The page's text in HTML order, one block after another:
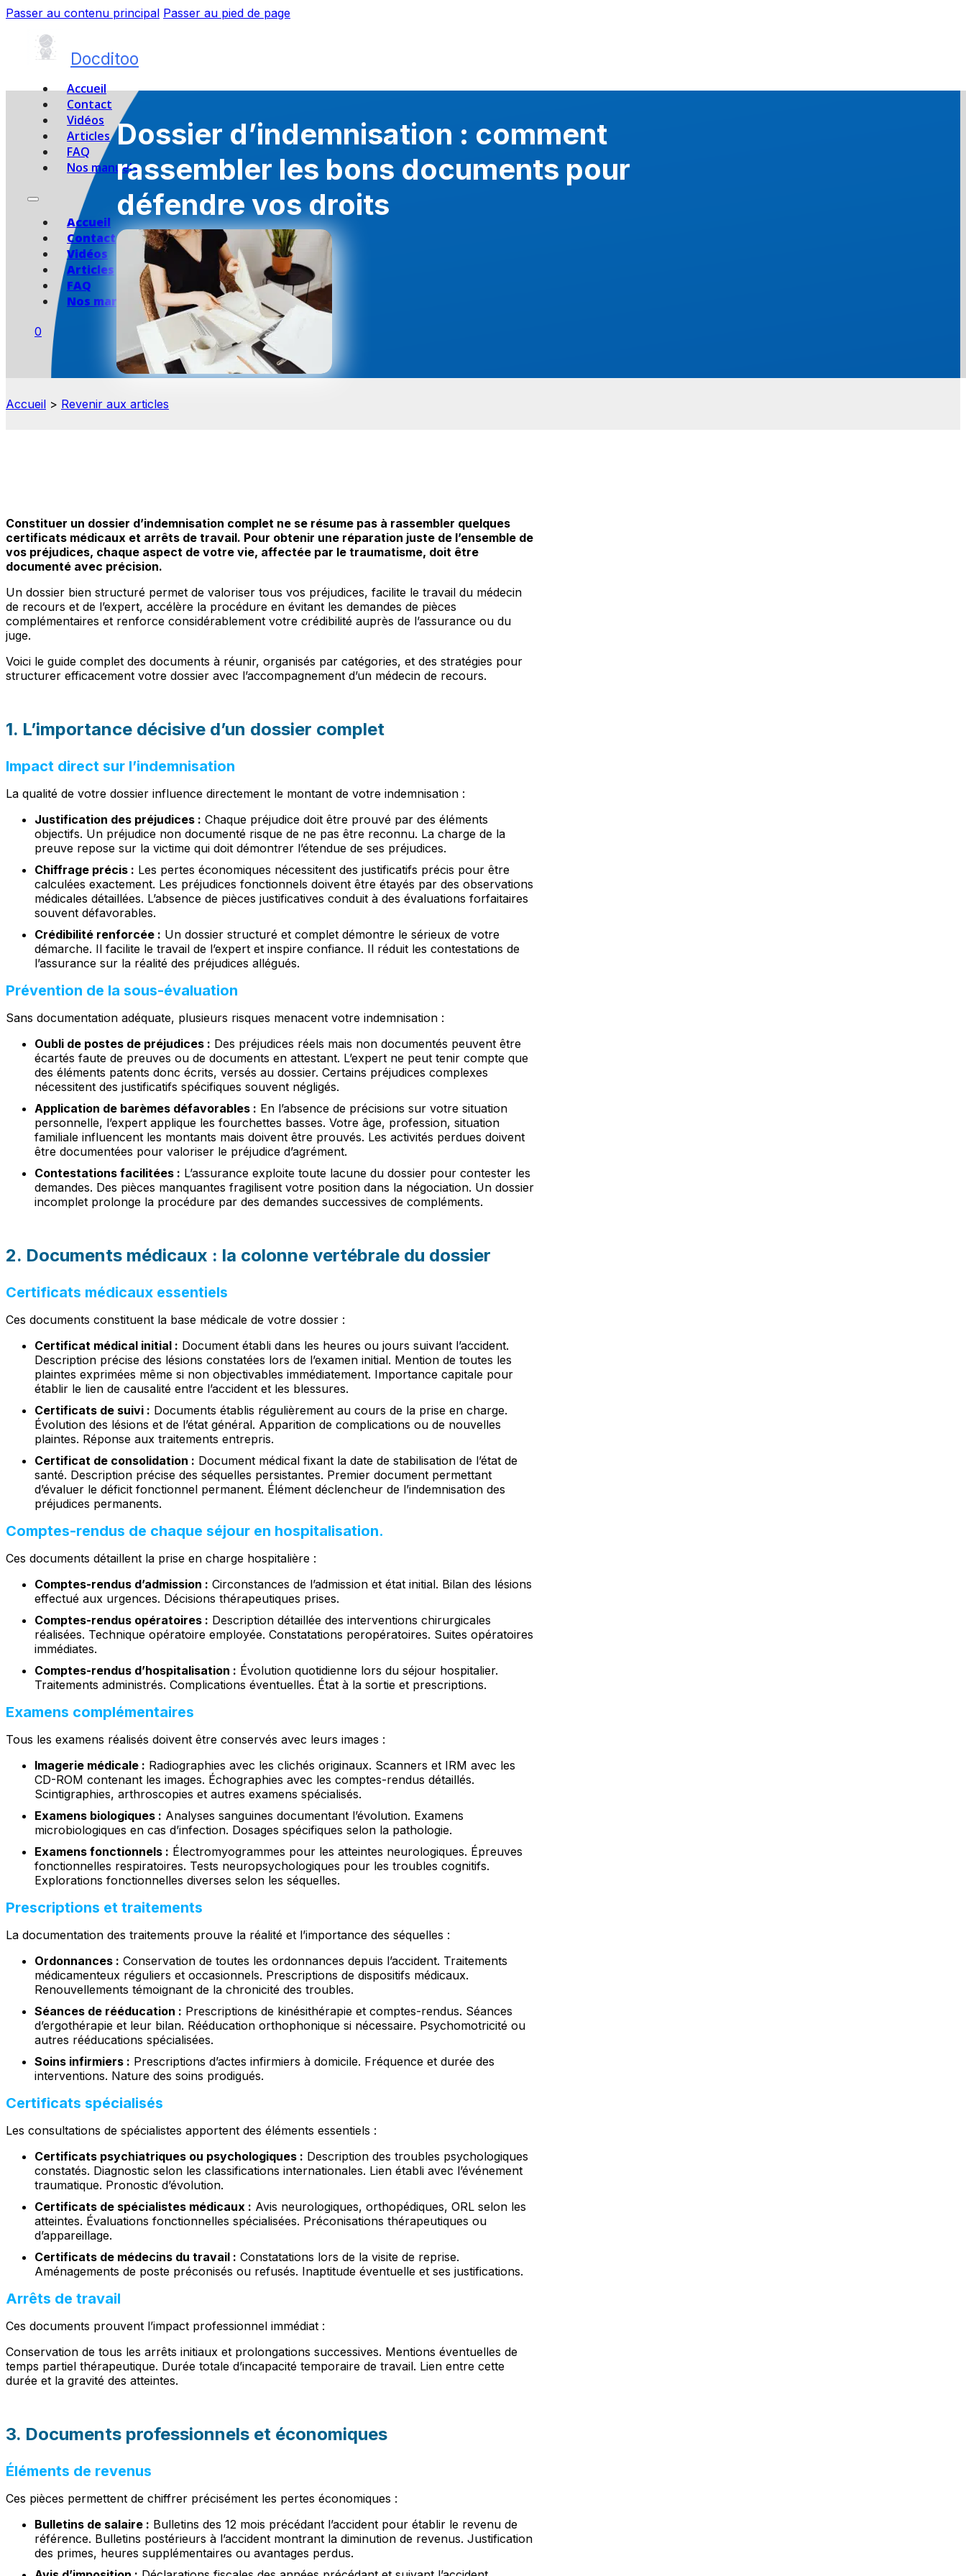
Passer au contenu principal Passer au pied de page
Docditoo
Accueil
Contact
Vidéos
Articles
FAQ
Nos manuels
Accueil
Contact
Vidéos
Articles
FAQ
Nos manuels
0
Dossier d’indemnisation : comment
rassembler les bons documents pour
défendre vos droits
Accueil > Revenir aux articles
Constituer un dossier d’indemnisation complet ne se résume pas à rassembler quelques
certificats médicaux et arrêts de travail. Pour obtenir une réparation juste de l’ensemble de
vos préjudices, chaque aspect de votre vie, affectée par le traumatisme, doit être
documenté avec précision.
Un dossier bien structuré permet de valoriser tous vos préjudices, facilite le travail du médecin
de recours et de l’expert, accélère la procédure en évitant les demandes de pièces
complémentaires et renforce considérablement votre crédibilité auprès de l’assurance ou du
juge.
Voici le guide complet des documents à réunir, organisés par catégories, et des stratégies pour
structurer efficacement votre dossier avec l’accompagnement d’un médecin de recours.
1. L’importance décisive d’un dossier complet
Impact direct sur l’indemnisation
La qualité de votre dossier influence directement le montant de votre indemnisation :
Justification des préjudices : Chaque préjudice doit être prouvé par des éléments
objectifs. Un préjudice non documenté risque de ne pas être reconnu. La charge de la
preuve repose sur la victime qui doit démontrer l’étendue de ses préjudices.
Chiffrage précis : Les pertes économiques nécessitent des justificatifs précis pour être
calculées exactement. Les préjudices fonctionnels doivent être étayés par des observations
médicales détaillées. L’absence de pièces justificatives conduit à des évaluations forfaitaires
souvent défavorables.
Crédibilité renforcée : Un dossier structuré et complet démontre le sérieux de votre
démarche. Il facilite le travail de l’expert et inspire confiance. Il réduit les contestations de
l’assurance sur la réalité des préjudices allégués.
Prévention de la sous-évaluation
Sans documentation adéquate, plusieurs risques menacent votre indemnisation :
Oubli de postes de préjudices : Des préjudices réels mais non documentés peuvent être
écartés faute de preuves ou de documents en attestant. L’expert ne peut tenir compte que
des éléments patents donc écrits, versés au dossier. Certains préjudices complexes
nécessitent des justificatifs spécifiques souvent négligés.
Application de barèmes défavorables : En l’absence de précisions sur votre situation
personnelle, l’expert applique les fourchettes basses. Votre âge, profession, situation
familiale influencent les montants mais doivent être prouvés. Les activités perdues doivent
être documentées pour valoriser le préjudice d’agrément.
Contestations facilitées : L’assurance exploite toute lacune du dossier pour contester les
demandes. Des pièces manquantes fragilisent votre position dans la négociation. Un dossier
incomplet prolonge la procédure par des demandes successives de compléments.
2. Documents médicaux : la colonne vertébrale du dossier
Certificats médicaux essentiels
Ces documents constituent la base médicale de votre dossier :
Certificat médical initial : Document établi dans les heures ou jours suivant l’accident.
Description précise des lésions constatées lors de l’examen initial. Mention de toutes les
plaintes exprimées même si non objectivables immédiatement. Importance capitale pour
établir le lien de causalité entre l’accident et les blessures.
Certificats de suivi : Documents établis régulièrement au cours de la prise en charge.
Évolution des lésions et de l’état général. Apparition de complications ou de nouvelles
plaintes. Réponse aux traitements entrepris.
Certificat de consolidation : Document médical fixant la date de stabilisation de l’état de
santé. Description précise des séquelles persistantes. Premier document permettant
d’évaluer le déficit fonctionnel permanent. Élément déclencheur de l’indemnisation des
préjudices permanents.
Comptes-rendus de chaque séjour en hospitalisation.
Ces documents détaillent la prise en charge hospitalière :
Comptes-rendus d’admission : Circonstances de l’admission et état initial. Bilan des lésions
effectué aux urgences. Décisions thérapeutiques prises.
Comptes-rendus opératoires : Description détaillée des interventions chirurgicales
réalisées. Technique opératoire employée. Constatations peropératoires. Suites opératoires
immédiates.
Comptes-rendus d’hospitalisation : Évolution quotidienne lors du séjour hospitalier.
Traitements administrés. Complications éventuelles. État à la sortie et prescriptions.
Examens complémentaires
Tous les examens réalisés doivent être conservés avec leurs images :
Imagerie médicale : Radiographies avec les clichés originaux. Scanners et IRM avec les
CD-ROM contenant les images. Échographies avec les comptes-rendus détaillés.
Scintigraphies, arthroscopies et autres examens spécialisés.
Examens biologiques : Analyses sanguines documentant l’évolution. Examens
microbiologiques en cas d’infection. Dosages spécifiques selon la pathologie.
Examens fonctionnels : Électromyogrammes pour les atteintes neurologiques. Épreuves
fonctionnelles respiratoires. Tests neuropsychologiques pour les troubles cognitifs.
Explorations fonctionnelles diverses selon les séquelles.
Prescriptions et traitements
La documentation des traitements prouve la réalité et l’importance des séquelles :
Ordonnances : Conservation de toutes les ordonnances depuis l’accident. Traitements
médicamenteux réguliers et occasionnels. Prescriptions de dispositifs médicaux.
Renouvellements témoignant de la chronicité des troubles.
Séances de rééducation : Prescriptions de kinésithérapie et comptes-rendus. Séances
d’ergothérapie et leur bilan. Rééducation orthophonique si nécessaire. Psychomotricité ou
autres rééducations spécialisées.
Soins infirmiers : Prescriptions d’actes infirmiers à domicile. Fréquence et durée des
interventions. Nature des soins prodigués.
Certificats spécialisés
Les consultations de spécialistes apportent des éléments essentiels :
Certificats psychiatriques ou psychologiques : Description des troubles psychologiques
constatés. Diagnostic selon les classifications internationales. Lien établi avec l’événement
traumatique. Pronostic d’évolution.
Certificats de spécialistes médicaux : Avis neurologiques, orthopédiques, ORL selon les
atteintes. Évaluations fonctionnelles spécialisées. Préconisations thérapeutiques ou
d’appareillage.
Certificats de médecins du travail : Constatations lors de la visite de reprise.
Aménagements de poste préconisés ou refusés. Inaptitude éventuelle et ses justifications.
Arrêts de travail
Ces documents prouvent l’impact professionnel immédiat :
Conservation de tous les arrêts initiaux et prolongations successives. Mentions éventuelles de
temps partiel thérapeutique. Durée totale d’incapacité temporaire de travail. Lien entre cette
durée et la gravité des atteintes.
3. Documents professionnels et économiques
Éléments de revenus
Ces pièces permettent de chiffrer précisément les pertes économiques :
Bulletins de salaire : Bulletins des 12 mois précédant l’accident pour établir le revenu de
référence. Bulletins postérieurs à l’accident montrant la diminution de revenus. Justification
des primes, heures supplémentaires ou avantages perdus.